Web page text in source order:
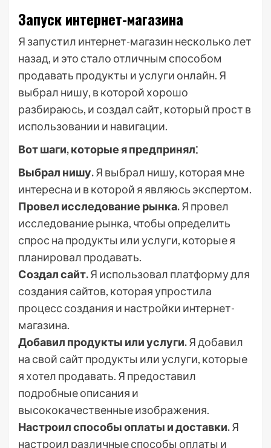
Запуск интернет-магазина
Я запустил интернет-магазин несколько лет
назад, и это стало отличным способом
продавать продукты и услуги онлайн. Я
выбрал нишу, в которой хорошо
разбираюсь, и создал сайт, который прост в
использовании и навигации.
Вот шаги, которые я предпринял⁚
Выбрал нишу.Я выбрал нишу, которая мне
интересна и в которой я являюсь экспертом.
Провел исследование рынка.Я провел
исследование рынка, чтобы определить
спрос на продукты или услуги, которые я
планировал продавать.
Создал сайт.Я использовал платформу для
создания сайтов, которая упростила
процесс создания и настройки интернет-
магазина.
Добавил продукты или услуги.Я добавил
на свой сайт продукты или услуги, которые
я хотел продавать. Я предоставил
подробные описания и
высококачественные изображения.
Настроил способы оплаты и доставки.Я
настроил различные способы оплаты и